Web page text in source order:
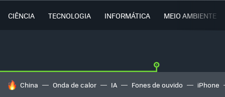
CIÊNCIA TECNOLOGIA INFORMÁTICA MEIO AMBIENTE
TENDÊNCIAS DO DIA
China Onda de calor IA Fones de ouvido iPhone